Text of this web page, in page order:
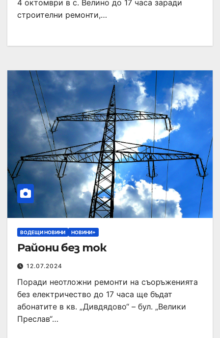
4 октомври в с. Велино до 17 часа заради
строителни ремонти,…
ВОДЕЩИ НОВИНИ НОВИНИ+
Райони без ток
12.07.2024
Поради неотложни ремонти на съоръженията
без електричество до 17 часа ще бъдат
абонатите в кв. „Дивдядово“ – бул. „Велики
Преслав“…